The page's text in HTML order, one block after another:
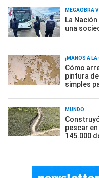
MEGAOBRA
La
una
¡MANOS A LA
Cómo
pintura
simples
MUNDO
pescar
145.000